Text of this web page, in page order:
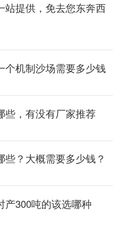
站提供，免去您东奔西
个机制沙场需要多少钱
些，有没有厂家推荐
？大概需要多少钱？
产300吨的该选哪种